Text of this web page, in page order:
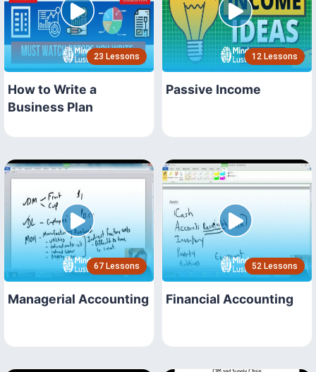
23 Lessons
How to Write a
Business Plan
12 Lessons
Passive Income
67 Lessons
Managerial Accounting
52 Lessons
Financial Accounting